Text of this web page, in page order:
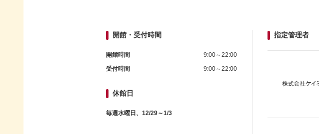
開館・受付時間
開館時間
9:00～22:00
受付時間
9:00～22:00
休館日
毎週水曜日、12/29～1/3
指定管理者